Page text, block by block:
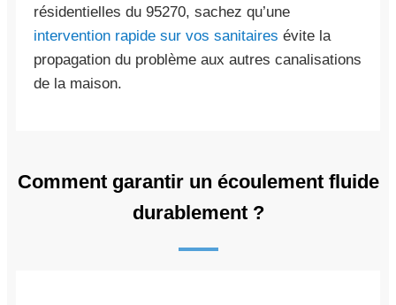
résidentielles du 95270, sachez qu’une
intervention rapide sur vos sanitaires évite la
propagation du problème aux autres canalisations
de la maison.
Comment garantir un écoulement fluide
durablement ?